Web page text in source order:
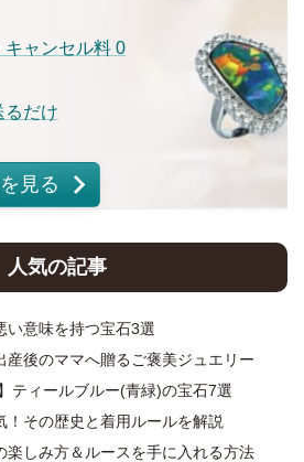
ャンセル料 0
るだけ
見る
人気の記事
い意味を持つ宝石3選
産後のママへ贈るご褒美ジュエリー
ティールブルー(青緑)の宝石7選
！その歴史と着用ルールを解説
楽しみ方＆ルースを手に入れる方法